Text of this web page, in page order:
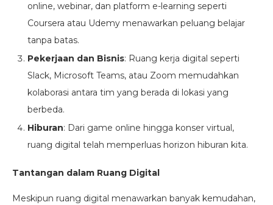
online, webinar, dan platform e-learning seperti
Coursera atau Udemy menawarkan peluang belajar
tanpa batas.
Pekerjaan dan Bisnis: Ruang kerja digital seperti
Slack, Microsoft Teams, atau Zoom memudahkan
kolaborasi antara tim yang berada di lokasi yang
berbeda.
Hiburan: Dari game online hingga konser virtual,
ruang digital telah memperluas horizon hiburan kita.
Tantangan dalam Ruang Digital
Meskipun ruang digital menawarkan banyak kemudahan,